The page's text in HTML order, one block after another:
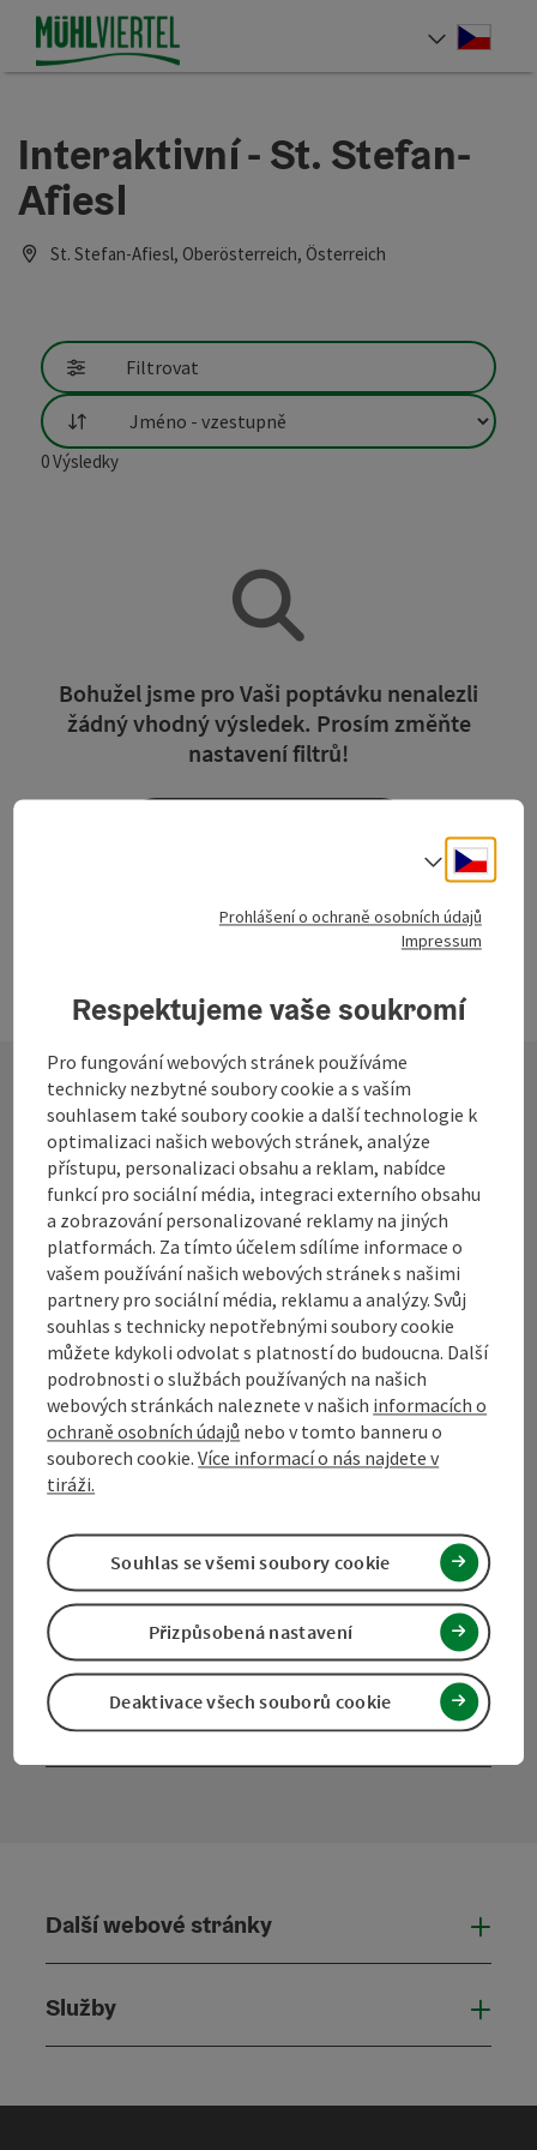
ObsahAccesskey
[0]
NavigaceAccesskey
[1]
Začátek stránky
Volba
Interaktivní - St. Stefan-
Afiesl
St. Stefan-Afiesl, Oberösterreich, Österreich
Filtrovat
Třídění
0Výsledky
Bohužel jsme pro Vaši poptávku nenalezli
žádný vhodný výsledek. Prosím změňte
nastavení filtrů!
Kontakt
Turistické sdružení Mühlviertel
Hauptplatz 19
4190 Bad Leonfelden
+43 50 7263 100
info@muehlviertel.at
InstagramPinterestLinkedIn
Kontaktní formulář
Další webové stránky
Služby
Cesky
Volba
Prohlášení o ochraně osobních údajů
Impressum
Respektujeme vaše soukromí
Pro fungování webových stránek používáme
technicky nezbytné soubory cookie a s vaším
souhlasem také soubory cookie a další technologie k
optimalizaci našich webových stránek, analýze
přístupu, personalizaci obsahu a reklam, nabídce
funkcí pro sociální média, integraci externího obsahu
a zobrazování personalizované reklamy na jiných
platformách. Za tímto účelem sdílíme informace o
vašem používání našich webových stránek s našimi
partnery pro sociální média, reklamu a analýzy. Svůj
souhlas s technicky nepotřebnými soubory cookie
můžete kdykoli odvolat s platností do budoucna. Další
podrobnosti o službách používaných na našich
webových stránkách naleznete v našich informacích o
ochraně osobních údajů nebo v tomto banneru o
souborech cookie.Více informací o nás najdete v
tiráži.
Deaktivace všech souborů cookie
Přizpůsobená nastavení
Souhlas se všemi soubory cookie